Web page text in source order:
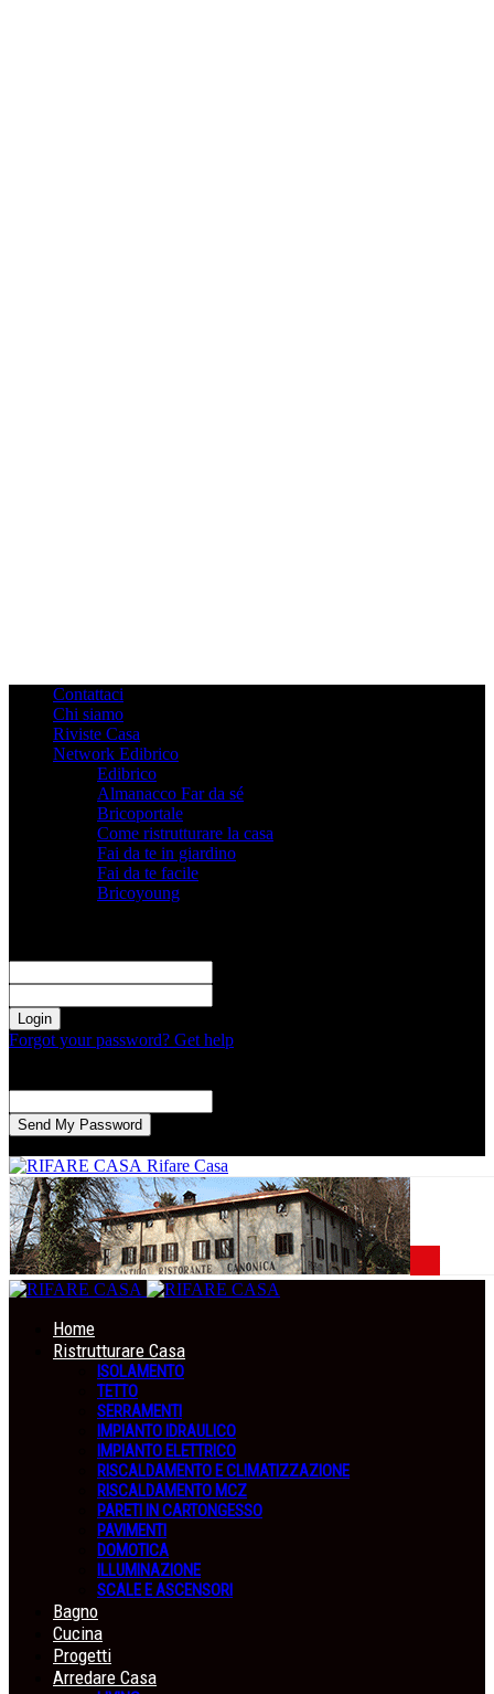
Contattaci
Chi siamo
Riviste Casa
Network Edibrico
Edibrico
Almanacco Far da sé
Bricoportale
Come ristrutturare la casa
Fai da te in giardino
Fai da te facile
Bricoyoung
Forgot your password? Get help
Rifare Casa
Home
Ristrutturare Casa
ISOLAMENTO
TETTO
SERRAMENTI
IMPIANTO IDRAULICO
IMPIANTO ELETTRICO
RISCALDAMENTO E CLIMATIZZAZIONE
RISCALDAMENTO MCZ
PARETI IN CARTONGESSO
PAVIMENTI
DOMOTICA
ILLUMINAZIONE
SCALE E ASCENSORI
Bagno
Cucina
Progetti
Arredare Casa